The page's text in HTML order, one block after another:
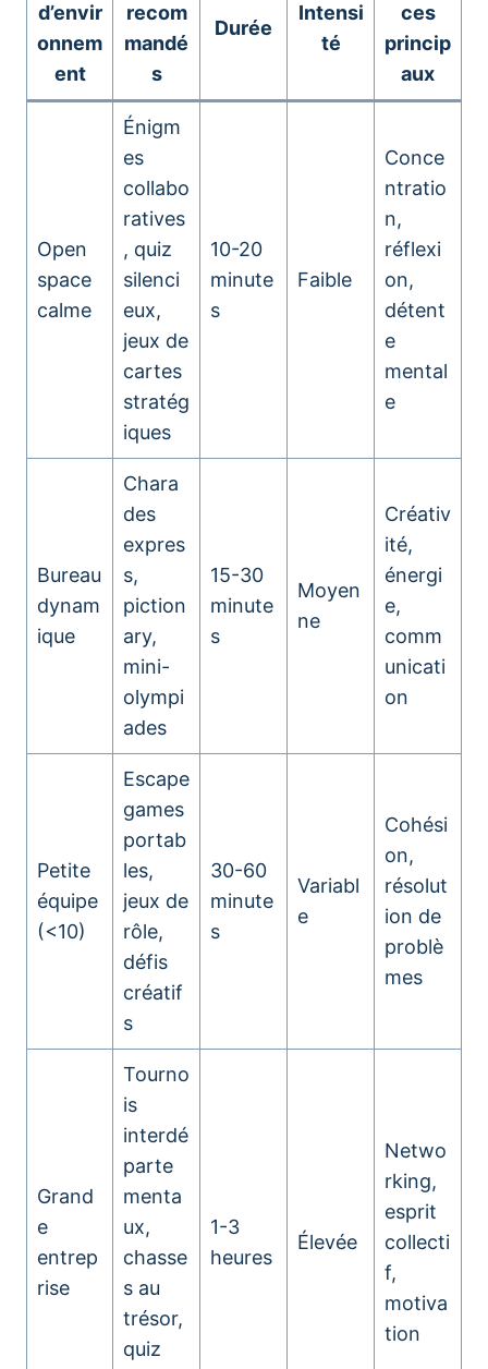
d’envir
onnem
ent
recom
mandé
s
Durée
Intensi
té
ces
princip
aux
Open
space
calme
Énigm
es
collabo
ratives
, quiz
silenci
eux,
jeux de
cartes
stratég
iques
10-20
minute
s
Faible
Conce
ntratio
n,
réflexi
on,
détent
e
mental
e
Bureau
dynam
ique
Chara
des
expres
s,
piction
ary,
mini-
olympi
ades
15-30
minute
s
Moyen
ne
Créativ
ité,
énergi
e,
comm
unicati
on
Petite
équipe
(<10)
Escape
games
portab
les,
jeux de
rôle,
défis
créatif
s
30-60
minute
s
Variabl
e
Cohési
on,
résolut
ion de
problè
mes
Grand
e
entrep
rise
Tourno
is
interdé
parte
menta
ux,
chasse
s au
trésor,
quiz
1-3
heures
Élevée
Netwo
rking,
esprit
collecti
f,
motiva
tion